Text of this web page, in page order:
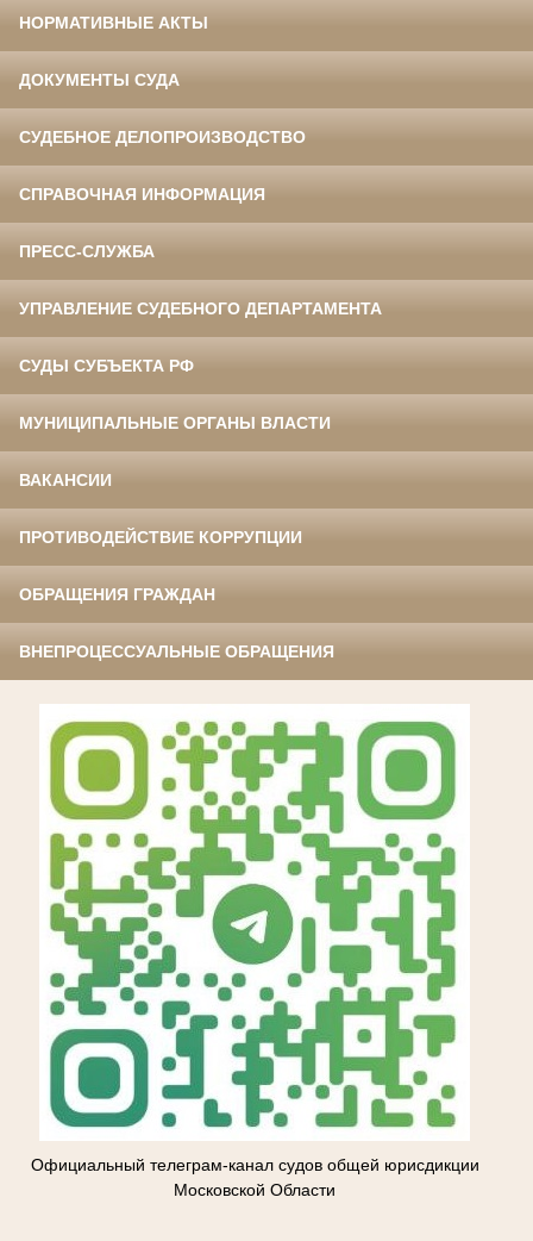
НОРМАТИВНЫЕ АКТЫ
ДОКУМЕНТЫ СУДА
СУДЕБНОЕ ДЕЛОПРОИЗВОДСТВО
СПРАВОЧНАЯ ИНФОРМАЦИЯ
ПРЕСС-СЛУЖБА
УПРАВЛЕНИЕ СУДЕБНОГО ДЕПАРТАМЕНТА
СУДЫ СУБЪЕКТА РФ
МУНИЦИПАЛЬНЫЕ ОРГАНЫ ВЛАСТИ
ВАКАНСИИ
ПРОТИВОДЕЙСТВИЕ КОРРУПЦИИ
ОБРАЩЕНИЯ ГРАЖДАН
ВНЕПРОЦЕССУАЛЬНЫЕ ОБРАЩЕНИЯ
Официальный телеграм-канал судов общей юрисдикции
Московской Области